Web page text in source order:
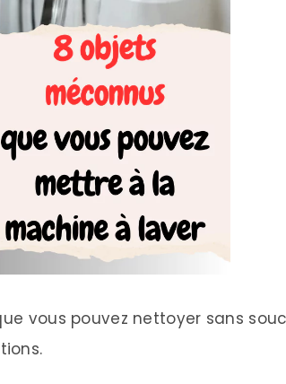
vous pouvez nettoyer sans